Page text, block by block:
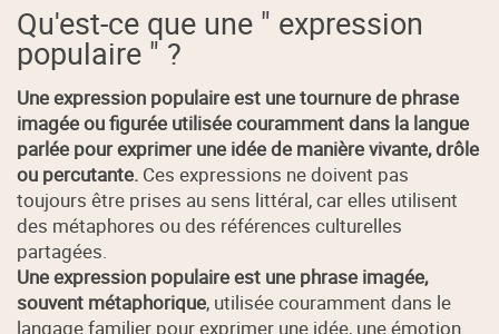
Qu'est-ce que une " expression
populaire " ?
Une expression populaire est une tournure de phrase
imagée ou figurée utilisée couramment dans la langue
parlée pour exprimer une idée de manière vivante, drôle
ou percutante. Ces expressions ne doivent pas
toujours être prises au sens littéral, car elles utilisent
des métaphores ou des références culturelles
partagées.
Une expression populaire est une phrase imagée,
souvent métaphorique, utilisée couramment dans le
langage familier pour exprimer une idée, une émotion